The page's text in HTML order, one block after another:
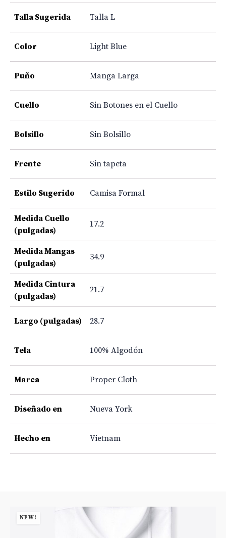
Talla Sugerida Talla L
Color Light Blue
Puño Manga Larga
Cuello Sin Botones en el Cuello
Bolsillo Sin Bolsillo
Frente Sin tapeta
Estilo Sugerido Camisa Formal
Medida Cuello
(pulgadas)
17.2
Medida Mangas
(pulgadas)
34.9
Medida Cintura
(pulgadas)
21.7
Largo (pulgadas) 28.7
Tela 100% Algodón
Marca Proper Cloth
Diseñado en Nueva York
Hecho en Vietnam
NEW!